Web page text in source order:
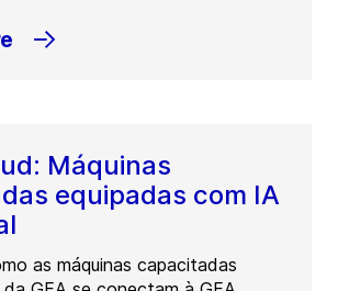
Máquinas
equipadas com IA
as máquinas capacitadas